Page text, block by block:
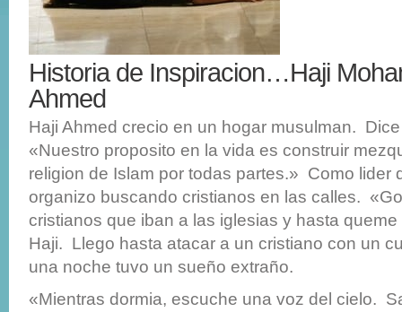
Historia de Inspiracion…Haji
Ahmed
Haji Ahmed crecio en un hogar musulman.
«Nuestro proposito en la vida es construir
religion de Islam por todas partes.» Como lider
organizo buscando cristianos en las calles.
cristianos que iban a las iglesias y hasta
Haji. Llego hasta atacar a un cristiano con un
una noche tuvo un sueño extraño.
«Mientras dormia, escuche una voz del cielo.